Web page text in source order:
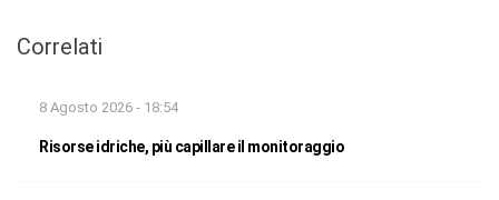
Correlati
8 Agosto 2026 - 18:54
Risorse idriche, più capillare il monitoraggio